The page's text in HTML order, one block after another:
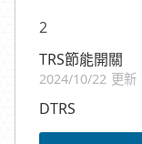
2
TRS節能開關
2024/10/22 更新
DTRS